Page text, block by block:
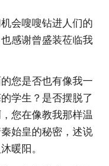
会嗖嗖钻进人们的
感谢曾盛装莅临我
您是否也有像我一
学生？是否摆脱了
您在像教我那样温
始皇的秘密，述说
暖阳。